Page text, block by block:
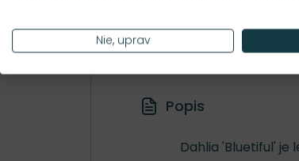
S
Popis
Dahlia 'Bluetiful'
Nie, uprav